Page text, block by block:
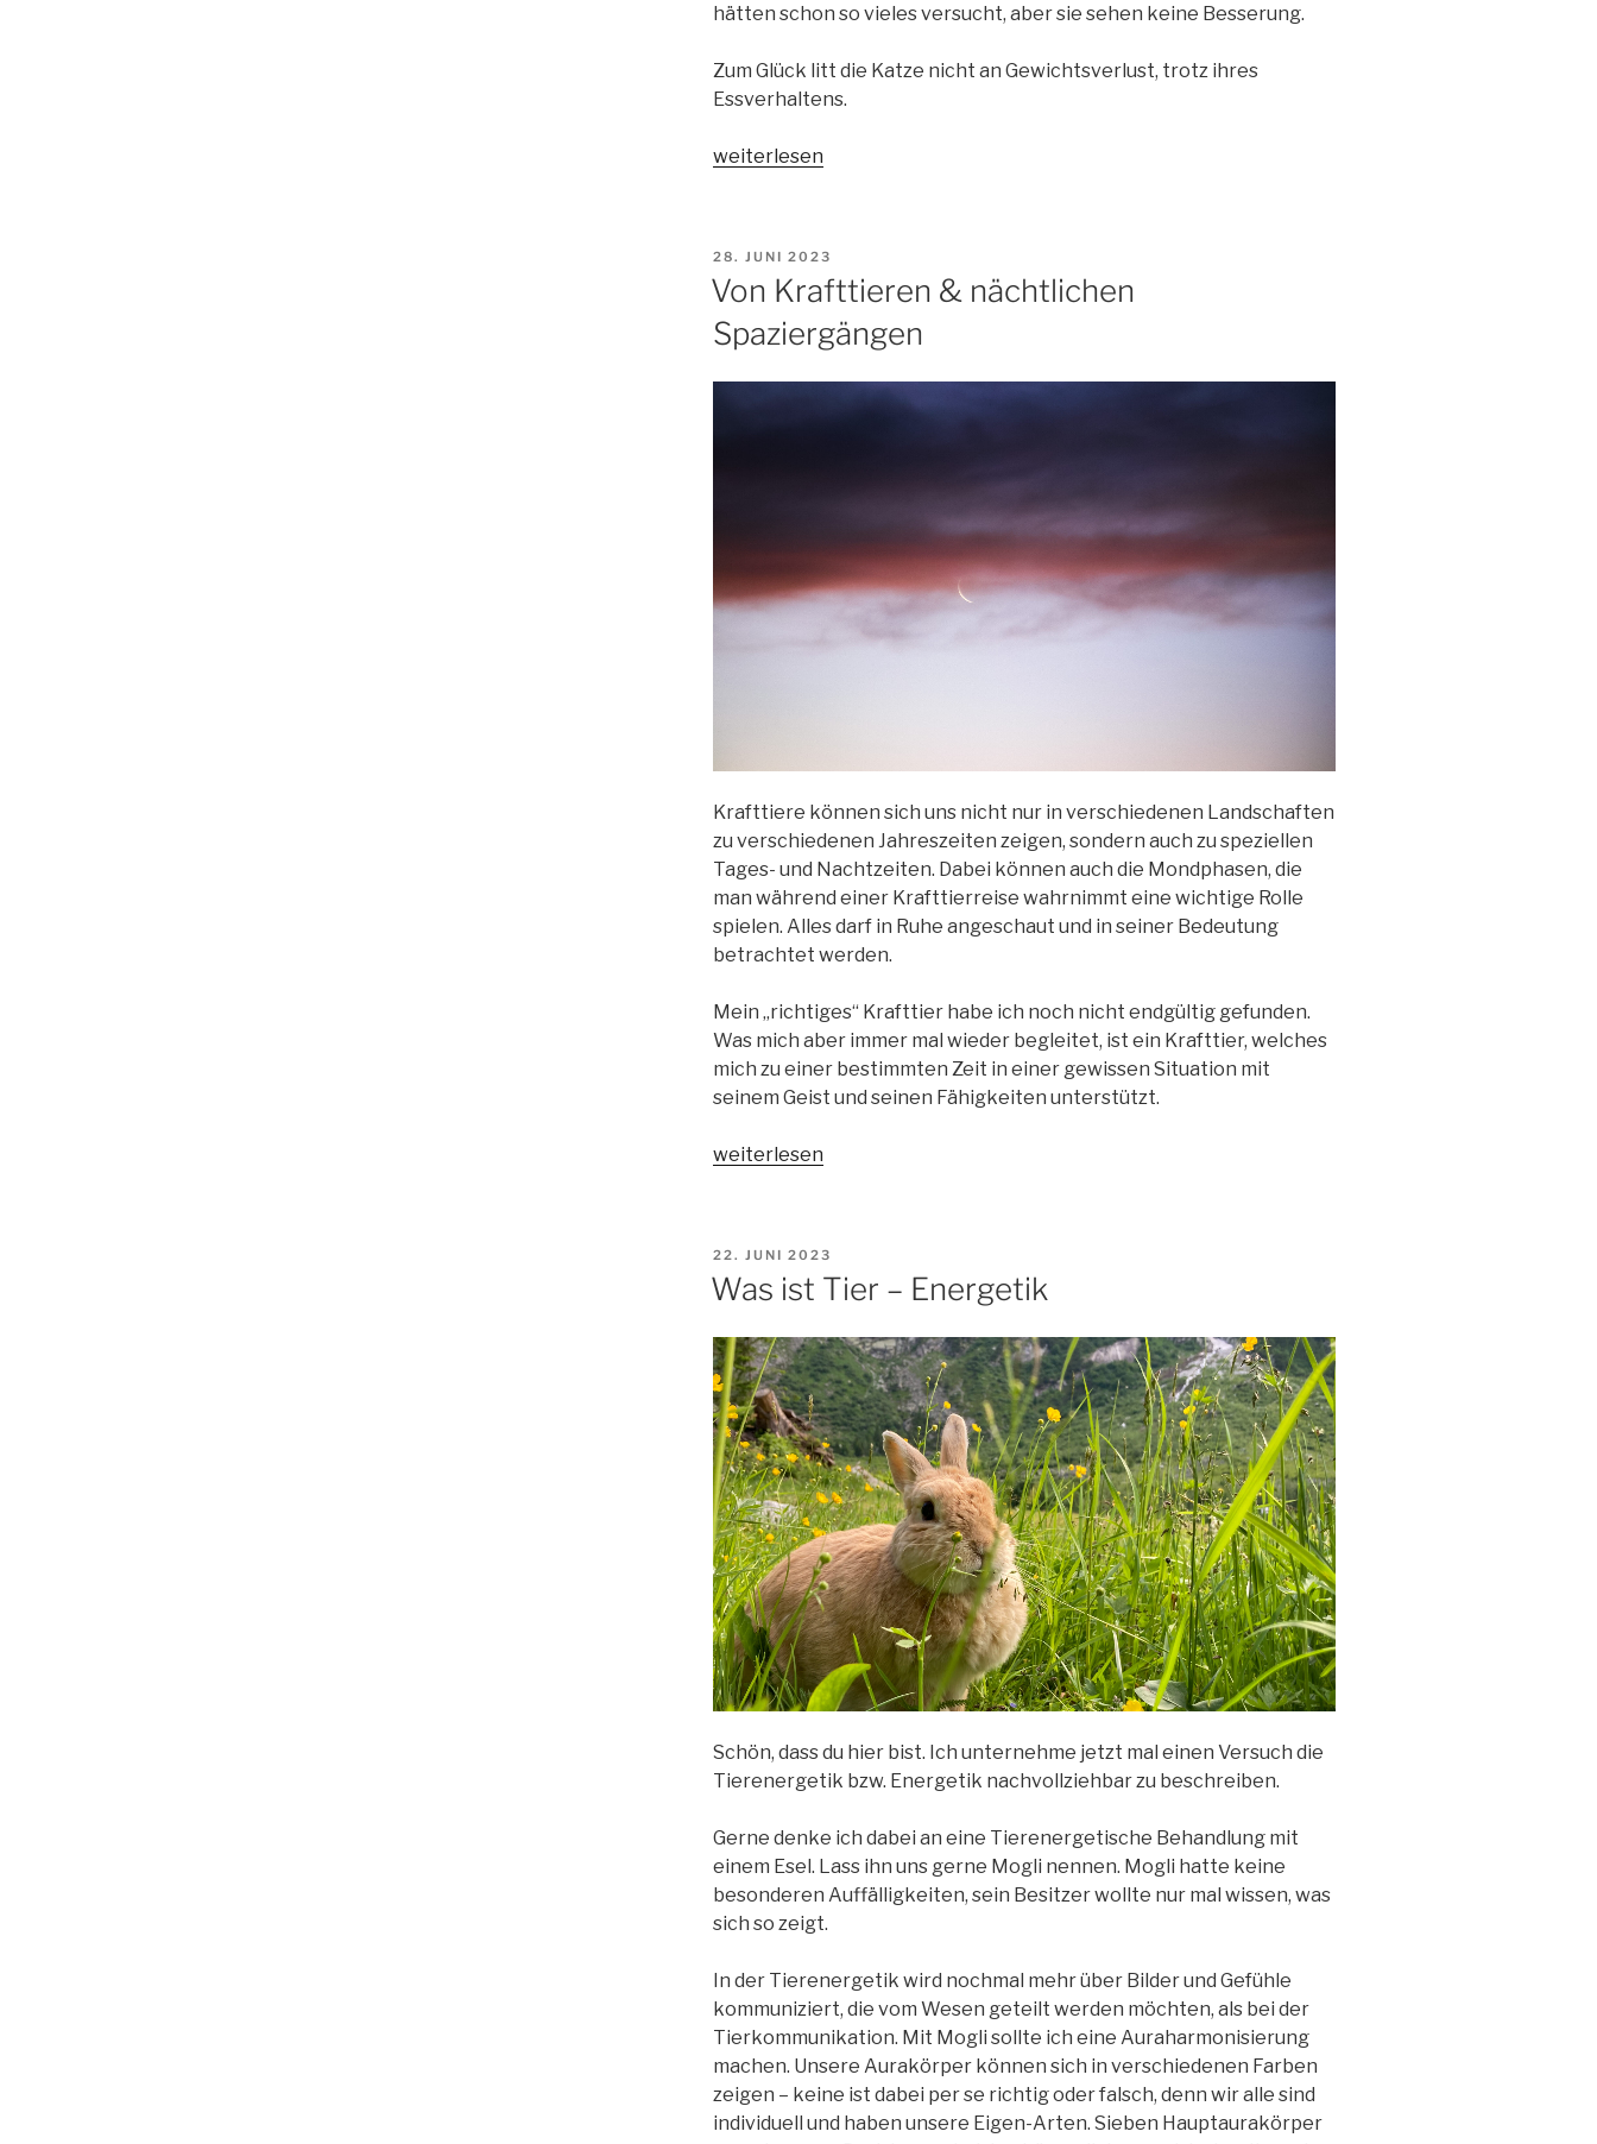
hätten schon so vieles versucht, aber sie sehen keine Besserung.
Zum Glück litt die Katze nicht an Gewichtsverlust, trotz ihres
Essverhaltens.
„Ein
weiterlesen
VERÖFFENTLICHT
AM
28. JUNI 2023
Von Krafttieren & nächtlichen
Spaziergängen
Krafttiere können sich uns nicht nur in verschiedenen Landschaften
zu verschiedenen Jahreszeiten zeigen, sondern auch zu speziellen
Tages- und Nachtzeiten. Dabei können auch die Mondphasen, die
man während einer Krafttierreise wahrnimmt eine wichtige Rolle
spielen. Alles darf in Ruhe angeschaut und in seiner Bedeutung
betrachtet werden.
Mein „richtiges“ Krafttier habe ich noch nicht endgültig gefunden.
Was mich aber immer mal wieder begleitet, ist ein Krafttier, welches
mich zu einer bestimmten Zeit in einer gewissen Situation mit
seinem Geist und seinen Fähigkeiten unterstützt.
„Von
Spaziergängen“
weiterlesen
VERÖFFENTLICHT
22. JUNI 2023
Was ist Tier – Energetik
Schön, dass du hier bist. Ich unternehme jetzt mal einen Versuch die
Tierenergetik bzw. Energetik nachvollziehbar zu beschreiben.
Gerne denke ich dabei an eine Tierenergetische Behandlung mit
einem Esel. Lass ihn uns gerne Mogli nennen. Mogli hatte keine
besonderen Auffälligkeiten, sein Besitzer wollte nur mal wissen, was
sich so zeigt.
In der Tierenergetik wird nochmal mehr über Bilder und Gefühle
kommuniziert, die vom Wesen geteilt werden möchten, als bei der
Tierkommunikation. Mit Mogli sollte ich eine Auraharmonisierung
machen. Unsere Aurakörper können sich in verschiedenen Farben
zeigen – keine ist dabei per se richtig oder falsch, denn wir alle sind
individuell und haben unsere Eigen-Arten. Sieben Hauptaurakörper